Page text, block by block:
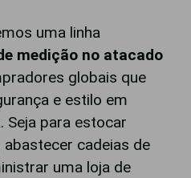
uma linha
medição no atacado
globais que
e estilo em
Seja para estocar
cadeias de
uma loja de